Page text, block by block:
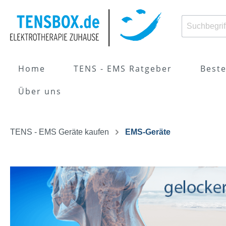
Home TENS - EMS Ratgeber
Über uns
Richtige
Elektrodenplatzierung
TENS - EMS Geräte kaufen EMS-Geräte